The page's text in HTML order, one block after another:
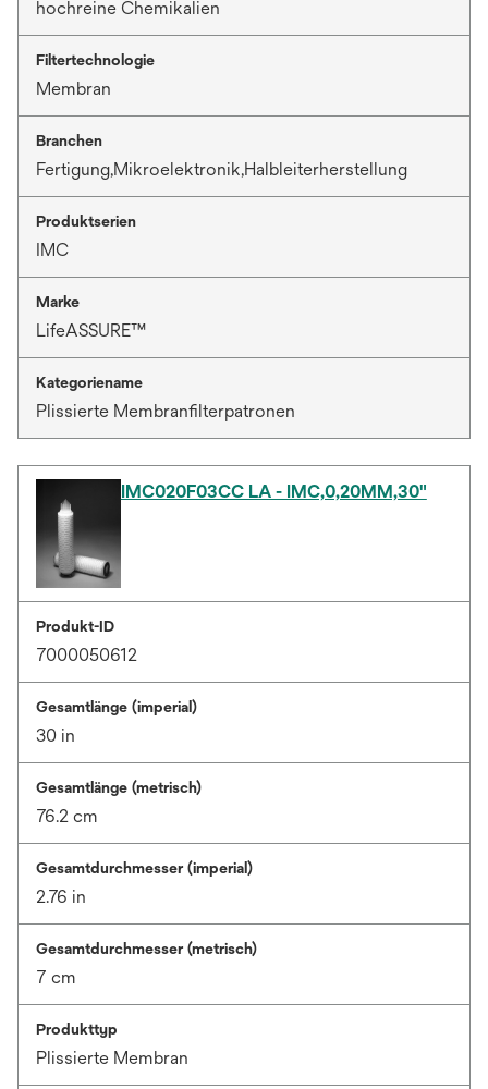
hochreine Chemikalien
Filtertechnologie
Membran
Branchen
Fertigung,Mikroelektronik,Halbleiterherstellung
Produktserien
IMC
Marke
LifeASSURE™
Kategoriename
Plissierte Membranfilterpatronen
IMC020F03CC LA - IMC,0,20ΜM,30"
Produkt-ID
7000050612
Gesamtlänge (imperial)
30 in
Gesamtlänge (metrisch)
76.2 cm
Gesamtdurchmesser (imperial)
2.76 in
Gesamtdurchmesser (metrisch)
7 cm
Produkttyp
Plissierte Membran